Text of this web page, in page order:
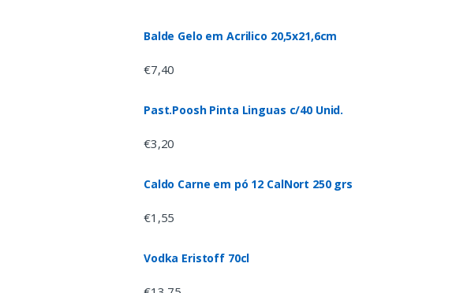
Balde Gelo em Acrilico 20,5x21,6cm
€7,40
Past.Poosh Pinta Linguas c/40 Unid.
€3,20
Caldo Carne em pó 12 CalNort 250 grs
€1,55
Vodka Eristoff 70cl